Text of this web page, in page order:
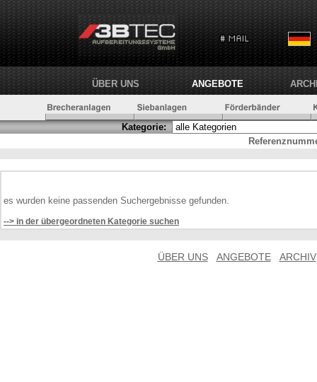
ÜBER UNS ANGEBOTE
Kategorie:
es wurden keine passenden Suchergebnisse gefunden.
--> in der übergeordneten Kategorie suchen
ÜBER UNS ANGEBOTE ARCHIV